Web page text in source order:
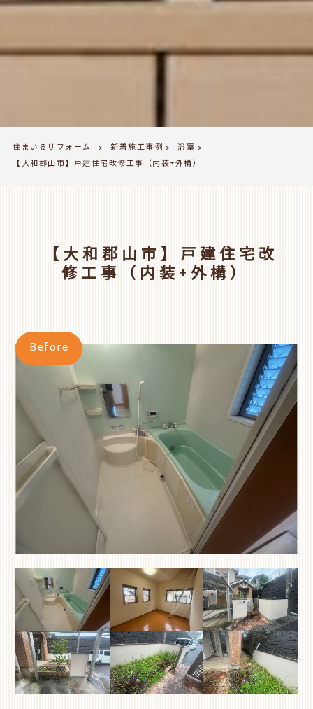
住まいるリフォーム > 新着施工事例 > 浴室 >
【大和郡山市】戸建住宅改修工事（内装+外構）
【大和郡山市】戸建住宅改
修工事（内装+外構）
Before